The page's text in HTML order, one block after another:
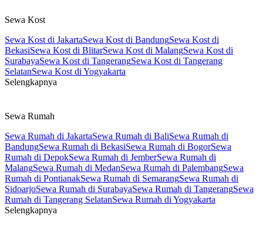
Sewa Kost
Sewa Kost di JakartaSewa Kost di BandungSewa Kost di
BekasiSewa Kost di BlitarSewa Kost di MalangSewa Kost di
SurabayaSewa Kost di TangerangSewa Kost di Tangerang
SelatanSewa Kost di Yogyakarta
Selengkapnya
Sewa Rumah
Sewa Rumah di JakartaSewa Rumah di BaliSewa Rumah di
BandungSewa Rumah di BekasiSewa Rumah di BogorSewa
Rumah di DepokSewa Rumah di JemberSewa Rumah di
MalangSewa Rumah di MedanSewa Rumah di PalembangSewa
Rumah di PontianakSewa Rumah di SemarangSewa Rumah di
SidoarjoSewa Rumah di SurabayaSewa Rumah di TangerangSewa
Rumah di Tangerang SelatanSewa Rumah di Yogyakarta
Selengkapnya